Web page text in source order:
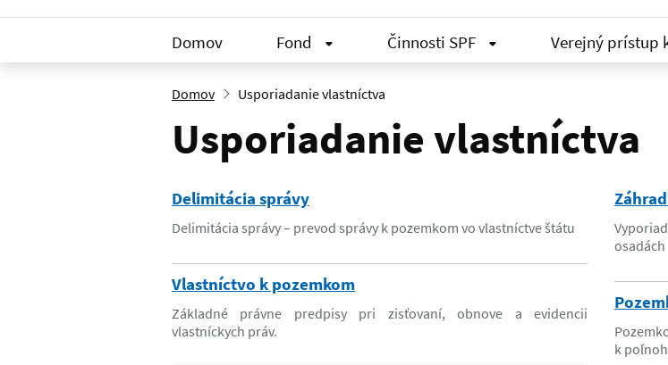
Domov Fond Činnosti SPF Verejný prístup
Domov Usporiadanie vlastníctva
Usporiadanie vlastníctva
Delimitácia správy
Delimitácia správy – prevod správy k pozemkom vo vlastníctve štátu
Vlastníctvo k pozemkom
Základné právne predpisy pri zisťovaní, obnove a evidencii
vlastníckych práv.
osadách
k